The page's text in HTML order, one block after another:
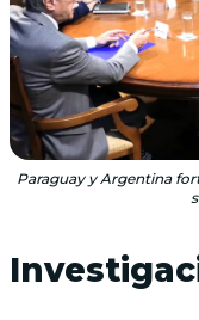
Paraguay y Argentina